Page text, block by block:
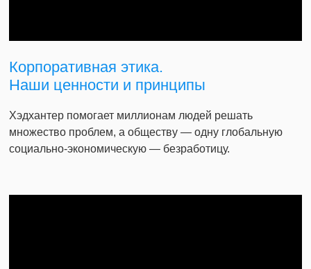
Корпоративная этика.
Наши ценности и принципы
Хэдхантер помогает миллионам людей решать
множество проблем, а обществу — одну глобальную
социально-экономическую — безработицу.